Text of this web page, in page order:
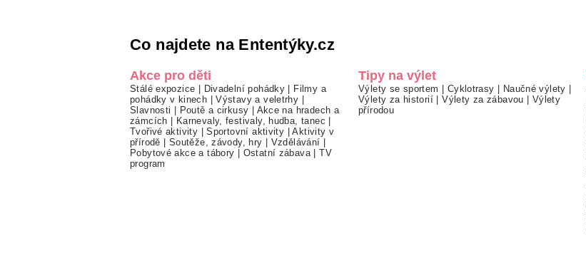
Co najdete na Ententýky.cz
Akce pro děti
Stálé expozice Divadelní pohádky
Filmy a
pohádky v kinech |Výstavy a veletrhy
Slavnosti
Poutě a cirkusy
Akce na hradech a
zámcích
Karnevaly, festivaly, hudba, tanec
Tvořivé aktivity |Sportovní aktivity |Aktivity v
přírodě
Soutěže, závody, hry Vzdělávání
Pobytové akce a tábory
Ostatní zábava |TV
program
Tipy na výlet
Výlety se sportem Cyklotrasy Naučné výlety
Výlety za historií |Výlety za zábavou
Výlety
přírodou